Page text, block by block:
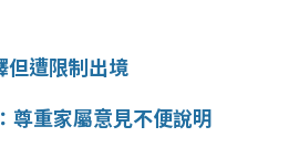
但遭限制出境
尊重家屬意見不便說明